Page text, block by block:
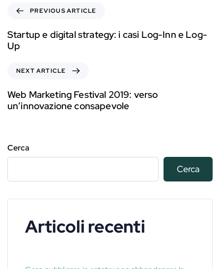
PREVIOUS ARTICLE
Startup e digital strategy: i casi Log-Inn e Log-
Up
NEXT ARTICLE
Web Marketing Festival 2019: verso
un’innovazione consapevole
Cerca
Cerca
Articoli recenti